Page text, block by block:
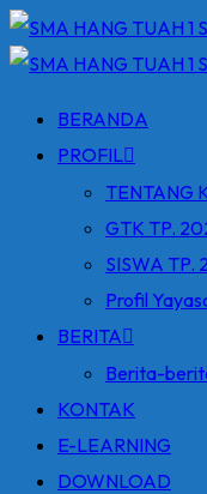
Skip
to
BERANDA
PROFIL
TENTANG
GTK TP.
SISWA
Profil
BERITA
Berita-
KONTAK
E-LEARNING
DOWNLOAD